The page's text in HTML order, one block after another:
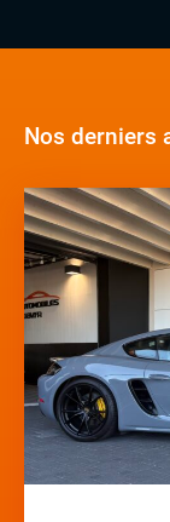
Nos derniers